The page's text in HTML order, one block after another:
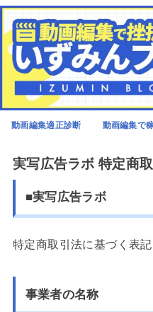
動画編集適正診断 動画編集で
実写広告ラボ 特定商
■実写広告ラボ
特定商取引法に基づく表記
事業者の名称